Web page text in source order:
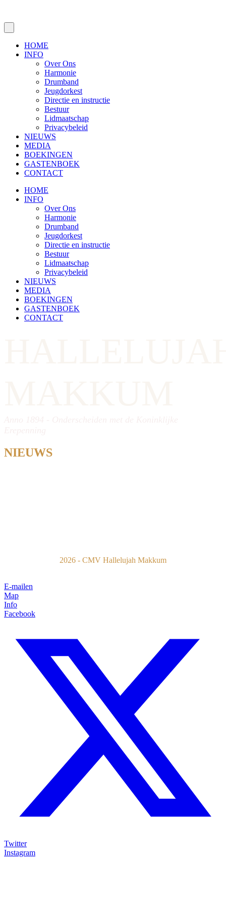
HOME
INFO
Over Ons
Harmonie
Drumband
Jeugdorkest
Directie en instructie
Bestuur
Lidmaatschap
Privacybeleid
NIEUWS
MEDIA
BOEKINGEN
GASTENBOEK
CONTACT
HOME
INFO
Over Ons
Harmonie
Drumband
Jeugdorkest
Directie en instructie
Bestuur
Lidmaatschap
Privacybeleid
NIEUWS
MEDIA
BOEKINGEN
GASTENBOEK
CONTACT
NIEUWS
2026 - CMV Hallelujah Makkum
E-mailen
Map
Info
Facebook
Twitter
Instagram